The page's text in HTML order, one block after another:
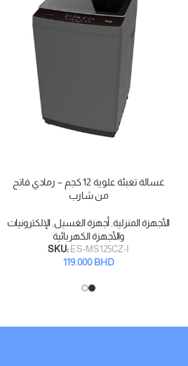
إضافة إلى السلة
غسالة تعبئة علوية 12 كجم – رمادي فاتح
من شارب
الأجهزة المنزلية أجهزة الغسيل الإلكترونيات
والأجهزة الكهربائية
SKU: ES-MS125CZ-I
119.000BHD